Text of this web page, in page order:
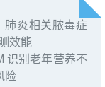
肺炎相关脓毒症
效能
识别老年营养不
险